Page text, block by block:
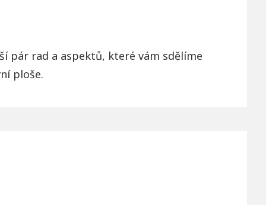
pár rad a aspektů, které vám sdělíme
ploše.